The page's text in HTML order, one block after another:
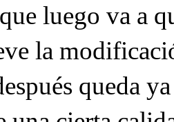
luego va a
la
queda